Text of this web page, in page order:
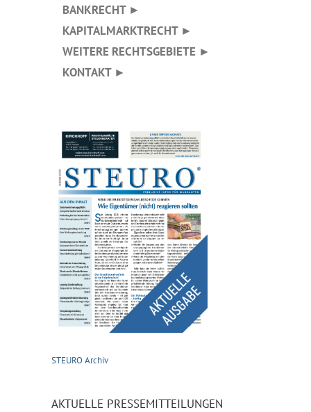
BANKRECHT ►
KAPITALMARKTRECHT ►
WEITERE RECHTSGEBIETE ►
KONTAKT ►
STEURO Archiv
AKTUELLE PRESSEMITTEILUNGEN